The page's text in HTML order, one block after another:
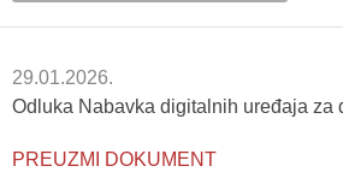
29.01.2026.
Odluka Nabavka digitalnih uređaja za
PREUZMI DOKUMENT